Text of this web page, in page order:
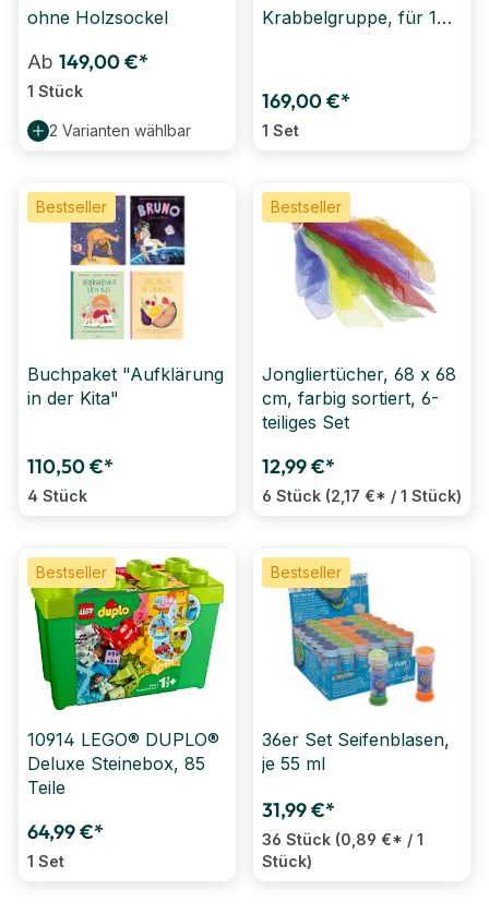
ohne Holzsockel
Ab 149,00 €*
1 Stück
2 Varianten wählbar
Krabbelgruppe, für 10
169,00 €*
1 Set
Bestseller
Buchpaket "Aufklärung
in der Kita"
110,50 €*
4 Stück
Bestseller
Jongliertücher, 68 x 68
cm, farbig sortiert, 6-
teiliges Set
12,99 €*
6 Stück (2,17 €* / 1 Stück)
Bestseller
10914 LEGO® DUPLO®
Deluxe Steinebox, 85
Teile
64,99 €*
1 Set
Bestseller
36er Set Seifenblasen,
je 55 ml
31,99 €*
36 Stück (0,89 €* / 1
Stück)